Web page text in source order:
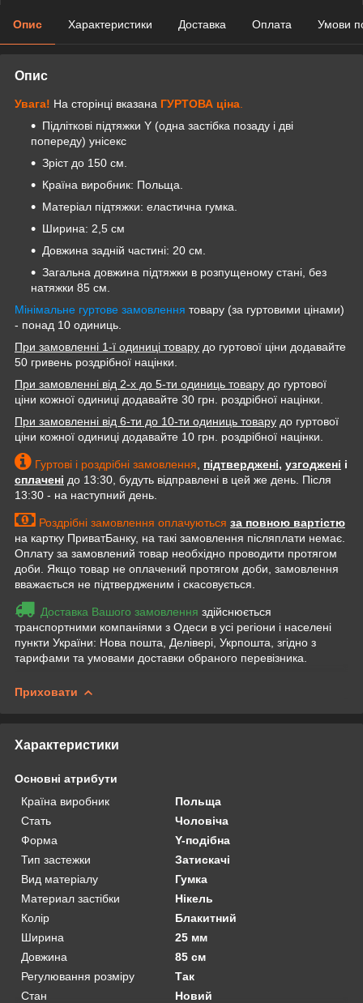
Опис Характеристики Доставка Оплата Умови
Опис
Увага! На сторінці вказана ГУРТОВА ціна
Підліткові підтяжки Y (одна застібка позаду і дві
попереду) унісекс
Зріст до 150 см.
Країна виробник: Польща.
Матеріал підтяжки: еластична гумка.
Ширина: 2,5 см
Довжина задній частині: 20 см.
Загальна довжина підтяжки в розпущеному стані, без
натяжки 85 см.
Мінімальне гуртове замовлення товару (за гуртовими цінами)
- понад 10 одиниць.
При замовленні 1-ї одиниці товару до гуртової ціни додавайте
50 гривень роздрібної націнки.
При замовленні від 2-х до 5-ти одиниць товару до гуртової
ціни кожної одиниці додавайте 30 грн. роздрібної націнки.
При замовленні від 6-ти до 10-ти одиниць товару до гуртової
ціни кожної одиниці додавайте 10 грн. роздрібної націнки.
Гуртові і роздрібні замовлення підтверджені, узгоджені і
сплачені до 13:30, будуть відправлені в цей же день. Після
13:30 - на наступний день.
Роздрібні замовлення оплачуються за повною вартістю
на картку ПриватБанку, на такі замовлення післяплати немає.
Оплату за замовлений товар необхідно проводити протягом
доби. Якщо товар не оплачений протягом доби, замовлення
вважається не підтвердженим і скасовується.
Доставка Вашого замовлення здійснюється
транспортними компаніями з Одеси в усі регіони і населені
пункти України: Нова пошта, Делівері, Укрпошта, згідно з
тарифами та умовами доставки обраного перевізника.
Приховати
Характеристики
Основні атрибути
Країна виробник
Польща
Стать
Чоловіча
Форма
Y-подібна
Тип застежки
Затискачі
Вид матеріалу
Гумка
Материал застібки
Нікель
Колір
Блакитний
Ширина
25 мм
Довжина
85 см
Регулювання розміру
Так
Стан
Новий